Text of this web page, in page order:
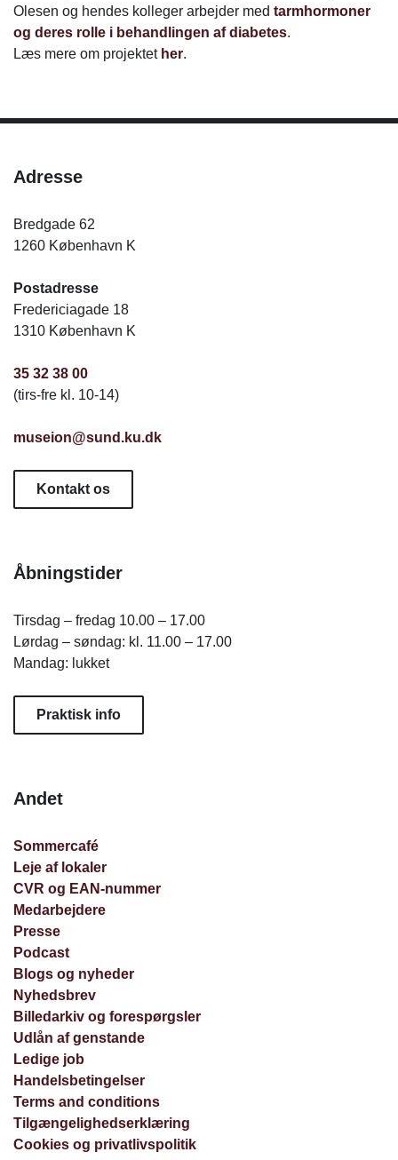
Olesen og hendes kolleger arbejder med tarmhormoner
og deres rolle i behandlingen af diabetes.
Læs mere om projektet her.
Adresse
Bredgade 62
1260 København K
Postadresse
Fredericiagade 18
1310 København K
35 32 38 00
(tirs-fre kl. 10-14)
museion@sund.ku.dk
Kontakt os
Åbningstider
Tirsdag – fredag 10.00 – 17.00
Lørdag – søndag: kl. 11.00 – 17.00
Mandag: lukket
Praktisk info
Andet
Sommercafé
Leje af lokaler
CVR og EAN-nummer
Medarbejdere
Presse
Podcast
Blogs og nyheder
Nyhedsbrev
Billedarkiv og forespørgsler
Udlån af genstande
Ledige job
Handelsbetingelser
Terms and conditions
Tilgængelighedserklæring
Cookies og privatlivspolitik